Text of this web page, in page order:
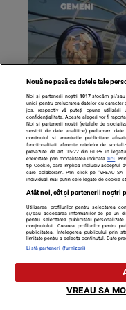
Horoscop zilnic 3
Nouă ne pasă ca datele tale
Noi și partenerii noștri 1017stocăm și/sau
unici pentru prelucrarea datelor cu
jos, respectiv vă puteți opune
confidențialitate. Aceste alegeri vor fi
Noi si partenerii nostri (retelele de
servicii de date analitice) prelucram
continutul si anunturile publicitare
functionalitati aferente retelelor de
prevazute de art. 15-22 din GDPR in
exercitate prin modalitatea indicataaici .
tip Cookie, care implica inclusiv acceptul
care colaboram. Prin click pe “VREAU SA
individual, mai putin cele legate de cookie
Atât noi, cât și partenerii noștri
Utilizarea profilurilor pentru selectarea
și/sau accesarea informațiilor de pe un
pentru selectarea publicității
conținutului. Crearea profilurilor pentru
publicitatea. Înțelegerea publicului prin
limitate pentru a selecta conținutul. Date
Listă parteneri (furnizori)
VREAU SA